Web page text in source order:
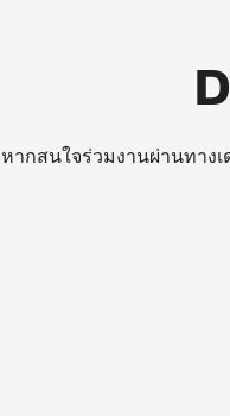
หากสนใจร่วมงานผ่านทาง